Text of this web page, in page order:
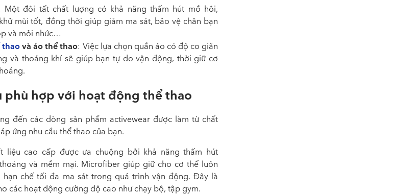
Một đôi tất chất lượng có khả năng thấm hút mồ hôi,
mùi tốt, đồng thời giúp giảm ma sát, bảo vệ chân bạn
và mỏi nhức…
thaovà áo thể thao: Việc lựa chọn quần áo có độ co giãn
và thoáng khí sẽ giúp bạn tự do vận động, thời giữ cơ
phù hợp với hoạt động thể thao
đến các dòng sản phẩm activewear được làm từ chất
ứng nhu cầu thể thao của bạn.
liệu cao cấp được ưa chuộng bởi khả năng thấm hút
và mềm mại. Microfiber giúp giữ cho cơ thể luôn
hạn chế tối đa ma sát trong quá trình vận động. Đây là
các hoạt động cường độ cao như chạy bộ, tập gym.